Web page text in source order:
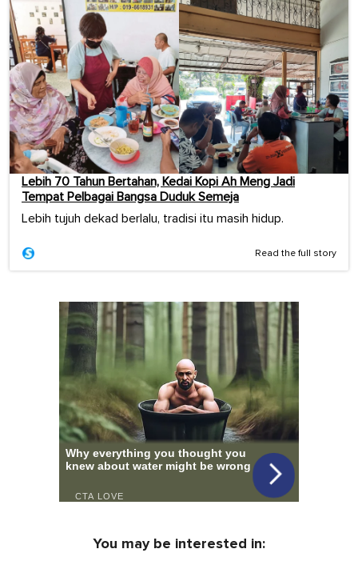
Lebih 70 Tahun Bertahan, Kedai Kopi Ah Meng Jadi
Tempat Pelbagai Bangsa Duduk Semeja
Lebih tujuh dekad berlalu, tradisi itu masih hidup.
Read the full story
You may be interested in: